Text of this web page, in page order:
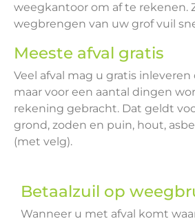
weegkantoor om af te rekenen.
wegbrengen van uw grof vuil
Meeste afval gratis
Veel afval mag u gratis
maar voor een aantal dingen
rekening gebracht. Dat geldt
grond, zoden en puin, hout, a
(met velg).
Betaalzuil op
Wanneer u met afval komt